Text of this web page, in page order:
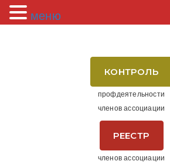
КОНТРОЛЬ
профдеятельности
членов ассоциации
РЕЕСТР
членов ассоциации
меню